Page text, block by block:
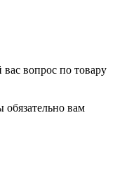
вопрос по товару
вам